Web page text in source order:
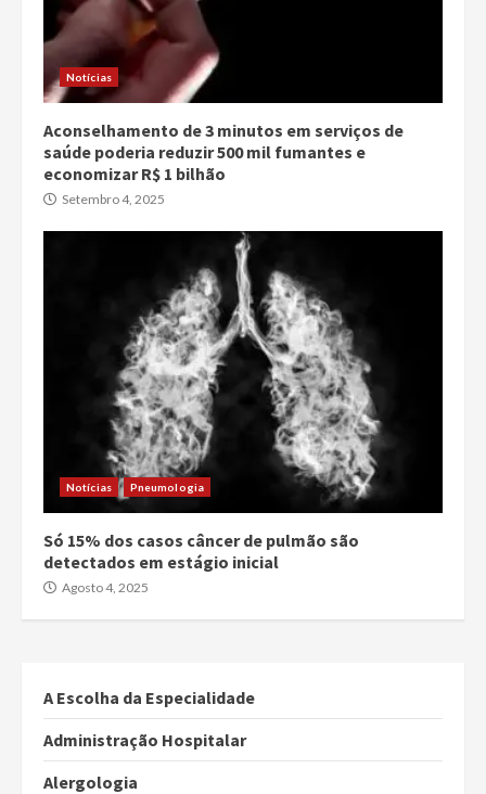
Notícias
Aconselhamento de 3 minutos em serviços de
saúde poderia reduzir 500 mil fumantes e
economizar R$ 1 bilhão
Setembro 4, 2025
Notícias Pneumologia
Só 15% dos casos câncer de pulmão são
detectados em estágio inicial
Agosto 4, 2025
A Escolha da Especialidade
Administração Hospitalar
Alergologia